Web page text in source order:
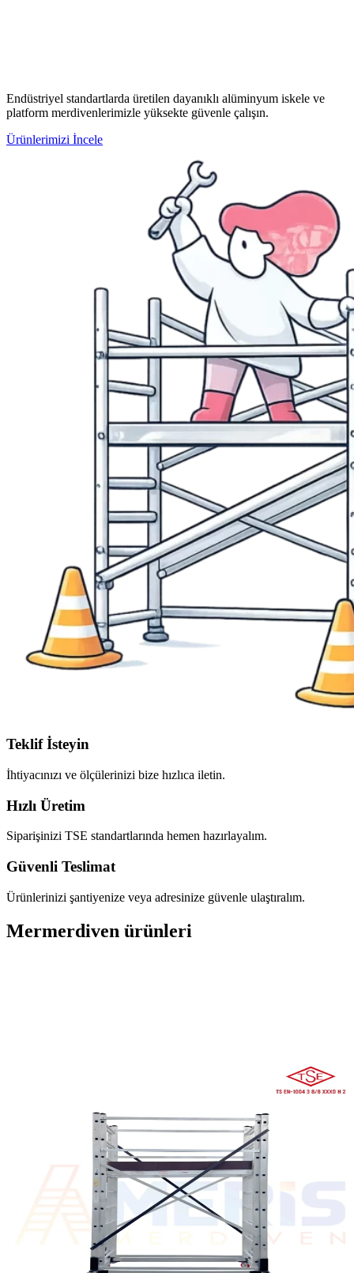
Endüstriyel standartlarda üretilen dayanıklı alüminyum iskele ve
platform merdivenlerimizle yüksekte güvenle çalışın.
Ürünlerimizi İncele
Teklif İsteyin
İhtiyacınızı ve ölçülerinizi bize hızlıca iletin.
Hızlı Üretim
Siparişinizi TSE standartlarında hemen hazırlayalım.
Güvenli Teslimat
Ürünlerinizi şantiyenize veya adresinize güvenle ulaştıralım.
Mermerdiven ürünleri